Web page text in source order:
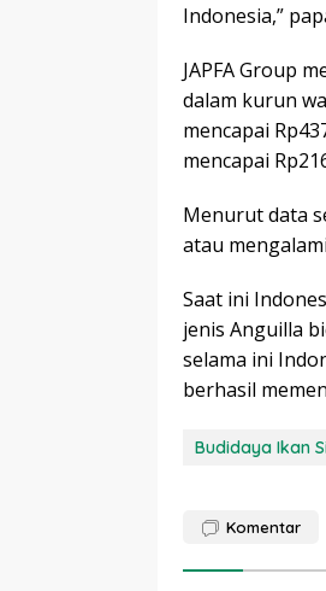
Indonesia,”
JAPFA Group
dalam kurun
mencapai
mencapai
Menurut data
atau
Saat ini
jenis Anguilla
selama ini
berhasil
Budidaya Ikan
Komentar